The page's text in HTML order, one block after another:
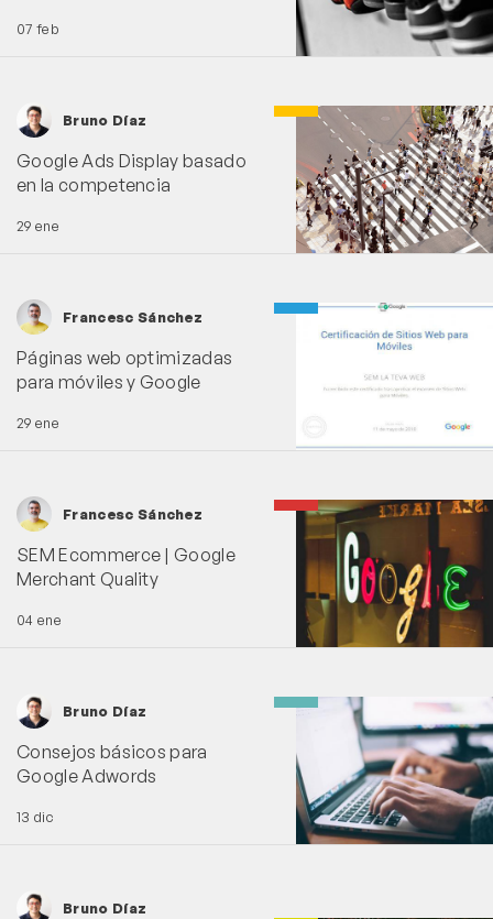
07 feb
Bruno Díaz
Google Ads Display basado
en la competencia
29 ene
Francesc Sánchez
Páginas web optimizadas
para móviles y Google
29 ene
Francesc Sánchez
SEM Ecommerce | Google
Merchant Quality
04 ene
Bruno Díaz
Consejos básicos para
Google Adwords
13 dic
Bruno Díaz